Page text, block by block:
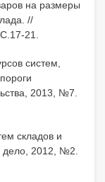
на размеры
//
21.
систем,
2013, №7.
складов и
дело, 2012, №2.